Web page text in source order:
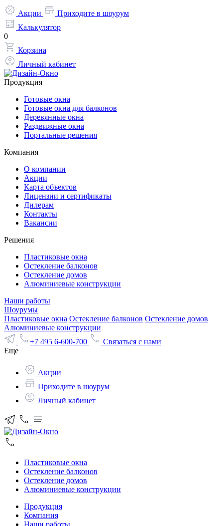
Акции
Приходите в шоурум
Калькулятор
0
Корзина
Личный кабинет
Продукция
Готовые окна
Готовые окна для балконов
Деревянные окна
Раздвижные окна
Портальные решения
Компания
О компании
Акции
Карта объектов
Лицензии и сертификаты
Дилерам
Контакты
Вакансии
Решения
Пластиковые окна
Остекление балконов
Остекление домов
Алюминиевые конструкции
Наши работы
Шоурумы
Пластиковые окна Остекление балконов Остекление домов
Алюминиевые конструкции
+7 495 6-600-700
Связаться с нами
Еще
Акции
Приходите в шоурум
Личный кабинет
Пластиковые окна
Остекление балконов
Остекление домов
Алюминиевые конструкции
Продукция
Компания
Наши работы